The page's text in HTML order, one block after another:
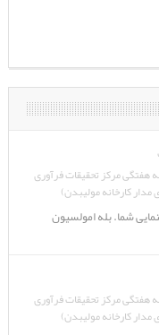
مرکز تحقیقات فرآوری
کارخانه مولیبدن)
شما. بله امولسیون
مرکز تحقیقات فرآوری
کارخانه مولیبدن)